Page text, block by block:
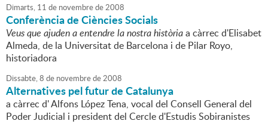
Dimarts, 11 de novembrede2008
Conferència de Ciències Socials
Veus que ajuden a entendre la nostra històriaa càrrec d'Elisabet
Almeda, de la Universitat de Barcelona i de Pilar Royo,
historiadora
Dissabte,8 de novembrede2008
Alternatives pel futur de Catalunya
a càrrec d' Alfons López Tena, vocal del Consell General del
Poder Judicial i president del Cercle d'Estudis Sobiranistes